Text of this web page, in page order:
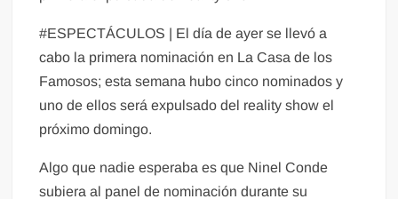
#ESPECTÁCULOS | El día de ayer se llevó a
cabo la primera nominación en La Casa de los
Famosos; esta semana hubo cinco nominados y
uno de ellos será expulsado del reality show el
próximo domingo.
Algo que nadie esperaba es que Ninel Conde
subiera al panel de nominación durante su